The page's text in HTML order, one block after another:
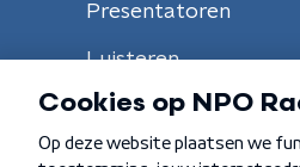
Presentatoren
Luisteren